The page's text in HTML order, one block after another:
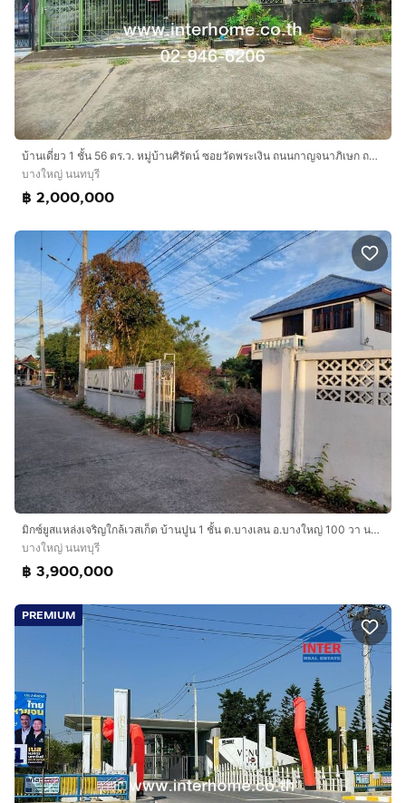
บ้านเดี่ยว 1 ชั้น 56 ตร.ว. หมู่บ้านศิรัตน์ ซอยวัดพระเงิน ถนนกาญจนาภิเษก ถนนบางม่วง-บางคูลัด บางใหญ่ นนทบุรี
บางใหญ่ นนทบุรี
฿ 2,000,000
มิกซ์ยูสแหล่งเจริญใกล้เวสเก็ต บ้านปูน 1 ชั้น ต.บางเลน อ.บางใหญ่ 100 วา นนทบุรี เนื้อที่ ราคาคุยได้ค่ะ
บางใหญ่ นนทบุรี
฿ 3,900,000
PREMIUM